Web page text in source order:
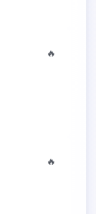
🔥
🔥